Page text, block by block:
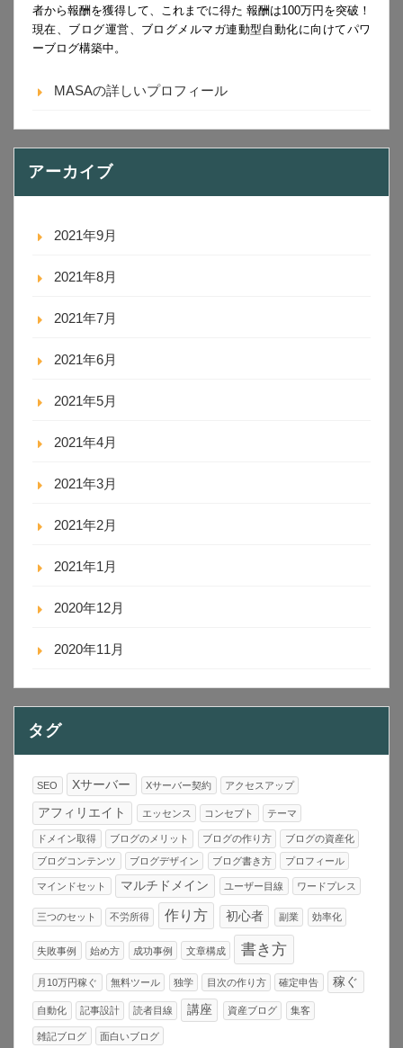
者から報酬を獲得して、これまでに得た 報酬は100万円を突破！
現在、ブログ運営、ブログメルマガ連動型自動化に向けてパワ
ーブログ構築中。
MASAの詳しいプロフィール
アーカイブ
2021年9月
2021年8月
2021年7月
2021年6月
2021年5月
2021年4月
2021年3月
2021年2月
2021年1月
2020年12月
2020年11月
タグ
SEO Xサーバー Xサーバー契約 アクセスアップ
アフィリエイト エッセンス コンセプト テーマ
ドメイン取得 ブログのメリット ブログの作り方 ブログの資産化
ブログコンテンツ ブログデザイン ブログ書き方 プロフィール
マインドセット マルチドメイン ユーザー目線 ワードプレス
三つのセット 不労所得 作り方 初心者 副業 効率化
失敗事例 始め方 成功事例 文章構成 書き方
月10万円稼ぐ 無料ツール 独学 目次の作り方 確定申告 稼ぐ
自動化 記事設計 読者目線 講座 資産ブログ 集客
雑記ブログ 面白いブログ